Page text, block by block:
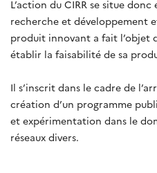
L’action du CIRR se situe
recherche et développement
produit innovant a fait l’objet
établir la faisabilité de sa
Il s’inscrit dans le cadre de
création d’un programme
et expérimentation dans le
réseaux divers.